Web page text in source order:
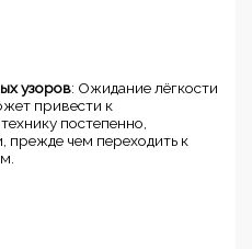
узоров: Ожидание лёгкости
привести к
постепенно,
прежде чем переходить к